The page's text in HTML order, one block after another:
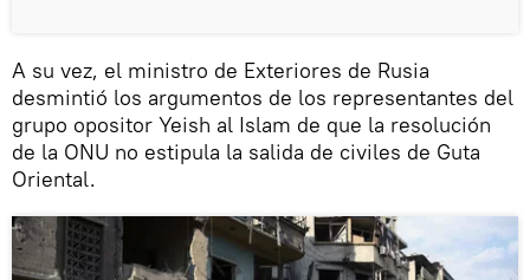
A su vez, el ministro de Exteriores de Rusia
desmintió los argumentos de los representantes del
grupo opositor Yeish al Islam de que la resolución
de la ONU no estipula la salida de civiles de Guta
Oriental.